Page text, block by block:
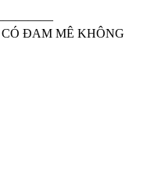
ĐAM MÊ KHÔNG